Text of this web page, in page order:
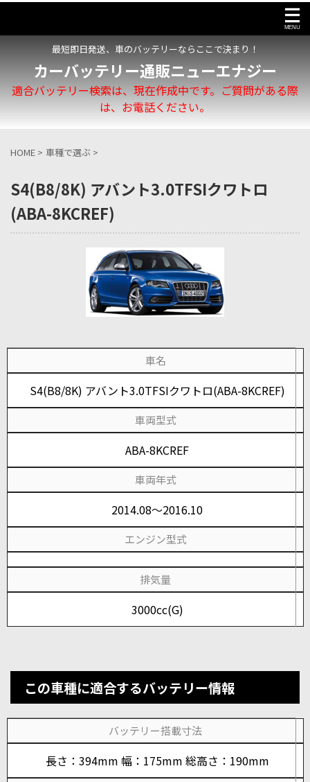
最短即日発送、車のバッテリーならここで決まり！
カーバッテリー通販ニューエナジー
適合バッテリー検索は、現在作成中です。ご質問がある際
は、お電話ください。
HOME > 車種で選ぶ >
S4(B8/8K) アバント3.0TFSIクワトロ
(ABA-8KCREF)
車名
S4(B8/8K) アバント3.0TFSIクワトロ(ABA-8KCREF)
車両型式
ABA-8KCREF
車両年式
2014.08～2016.10
エンジン型式
排気量
3000cc(G)
この車種に適合するバッテリー情報
バッテリー搭載寸法
長さ：394mm 幅：175mm 総高さ：190mm